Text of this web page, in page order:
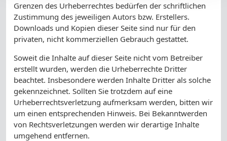
Grenzen des Urheberrechtes bedürfen der schriftlichen
Zustimmung des jeweiligen Autors bzw. Erstellers.
Downloads und Kopien dieser Seite sind nur für den
privaten, nicht kommerziellen Gebrauch gestattet.
Soweit die Inhalte auf dieser Seite nicht vom Betreiber
erstellt wurden, werden die Urheberrechte Dritter
beachtet. Insbesondere werden Inhalte Dritter als solche
gekennzeichnet. Sollten Sie trotzdem auf eine
Urheberrechtsverletzung aufmerksam werden, bitten wir
um einen entsprechenden Hinweis. Bei Bekanntwerden
von Rechtsverletzungen werden wir derartige Inhalte
umgehend entfernen.